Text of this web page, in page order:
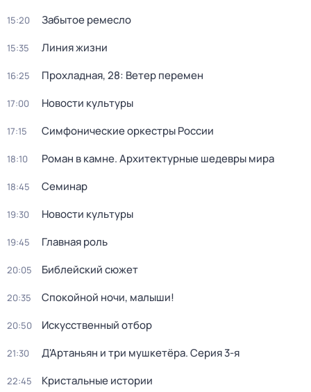
15:20 Забытое ремесло
15:35 Линия жизни
16:25 Прохладная, 28: Ветер перемен
17:00 Новости культуры
17:15 Симфонические оркестры России
18:10 Роман в камне. Архитектурные шедевры мира
18:45 Семинар
19:30 Новости культуры
19:45 Главная роль
20:05 Библейский сюжет
20:35 Спокойной ночи, малыши!
20:50 Искусственный отбор
21:30 Д'Артаньян и три мушкетёра. Серия 3-я
22:45 Кристальные истории